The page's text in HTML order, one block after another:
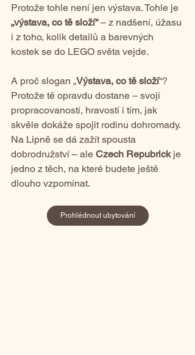
Protože tohle není jen výstava. Tohle je
„výstava, co tě složí“ – z nadšení, úžasu
i z toho, kolik detailů a barevných
kostek se do LEGO světa vejde.
A proč slogan „Výstava, co tě složí“?
Protože tě opravdu dostane – svojí
propracovaností, hravostí i tím, jak
skvěle dokáže spojit rodinu dohromady.
Na Lipně se dá zažít spousta
dobrodružství – ale Czech Repubrick je
jedno z těch, na které budete ještě
dlouho vzpomínat.
Prohlédnout ubytování